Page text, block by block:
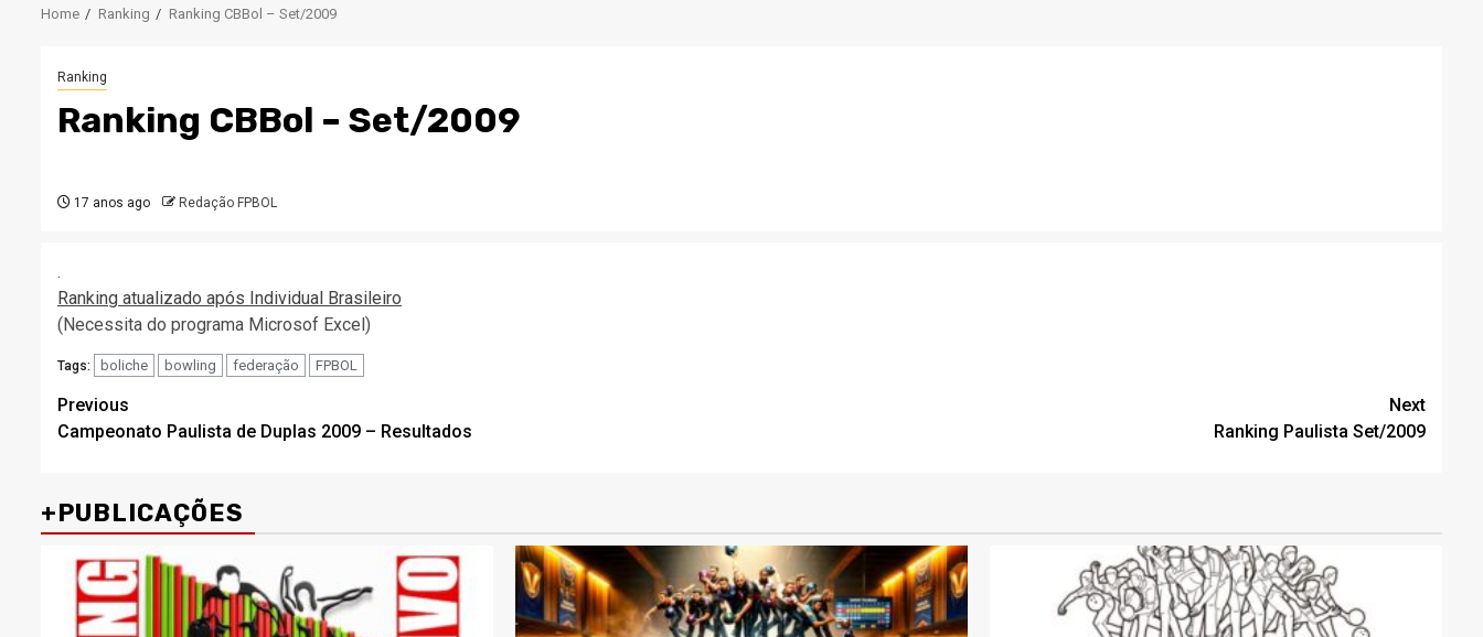
Home Ranking Ranking CBBol – Set/2009
Ranking
Ranking CBBol – Set/2009
17 anos ago Redação FPBOL
.
Ranking atualizado após Individual Brasileiro
(Necessita do programa Microsof Excel)
Tags: boliche bowling federação FPBOL
Post
navigation
Previous
Campeonato Paulista de Duplas 2009 – Resultados
Next
Ranking Paulista Set/2009
+PUBLICAÇÕES